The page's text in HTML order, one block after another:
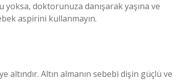
yoksa, doktorunuza danışarak yaşına ve
aspirini kullanmayın.
altındır. Altın almanın sebebi dişin güçlü ve